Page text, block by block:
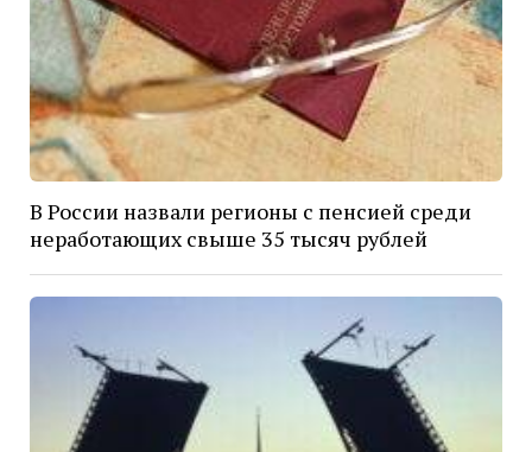
В России назвали регионы с пенсией среди
неработающих свыше 35 тысяч рублей